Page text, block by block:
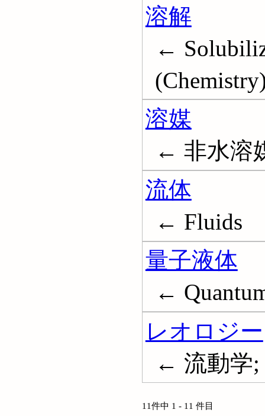
溶解
←
溶媒
← 非水溶
流体
← Fluids
量子液体
←
レオロジー
← 流動学;
11件中 1 - 11 件目